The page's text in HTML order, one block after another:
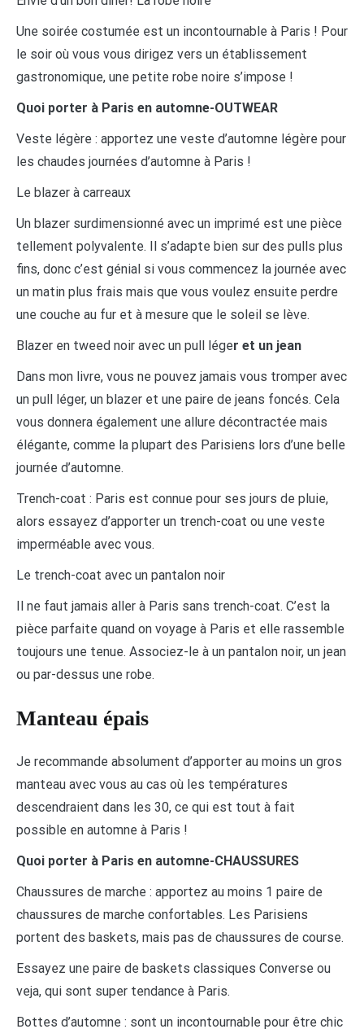
Une soirée costumée est un incontournable à Paris ! Pour
le soir où vous vous dirigez vers un établissement
gastronomique, une petite robe noire s’impose !
Quoi porter à Paris en automne-OUTWEAR
Veste légère : apportez une veste d’automne légère pour
les chaudes journées d’automne à Paris !
Le blazer à carreaux
Un blazer surdimensionné avec un imprimé est une pièce
tellement polyvalente. Il s’adapte bien sur des pulls plus
fins, donc c’est génial si vous commencez la journée avec
un matin plus frais mais que vous voulez ensuite perdre
une couche au fur et à mesure que le soleil se lève.
Blazer en tweed noir avec un pull léger et un jean
Dans mon livre, vous ne pouvez jamais vous tromper avec
un pull léger, un blazer et une paire de jeans foncés. Cela
vous donnera également une allure décontractée mais
élégante, comme la plupart des Parisiens lors d’une belle
journée d’automne.
Trench-coat : Paris est connue pour ses jours de pluie,
alors essayez d’apporter un trench-coat ou une veste
imperméable avec vous.
Le trench-coat avec un pantalon noir
Il ne faut jamais aller à Paris sans trench-coat. C’est la
pièce parfaite quand on voyage à Paris et elle rassemble
toujours une tenue. Associez-le à un pantalon noir, un jean
ou par-dessus une robe.
Manteau épais
Je recommande absolument d’apporter au moins un gros
manteau avec vous au cas où les températures
descendraient dans les 30, ce qui est tout à fait
possible en automne à Paris !
Quoi porter à Paris en automne-CHAUSSURES
Chaussures de marche : apportez au moins 1 paire de
chaussures de marche confortables. Les Parisiens
portent des baskets, mais pas de chaussures de course.
Essayez une paire de baskets classiques Converse ou
veja, qui sont super tendance à Paris.
Bottes d’automne : sont un incontournable pour être chic